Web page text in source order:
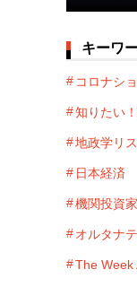
キーワ
コロナシ
知りたい
地政学リ
日本経済
機関投資
オルタナ
The Week